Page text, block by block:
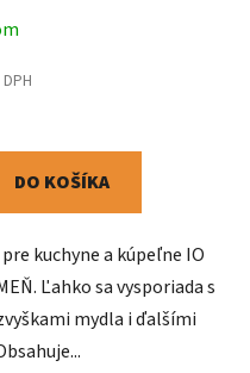
DO KOŠÍKA
kuchyne a kúpeľne IO
Ľahko sa vysporiada s
mydla i ďalšími